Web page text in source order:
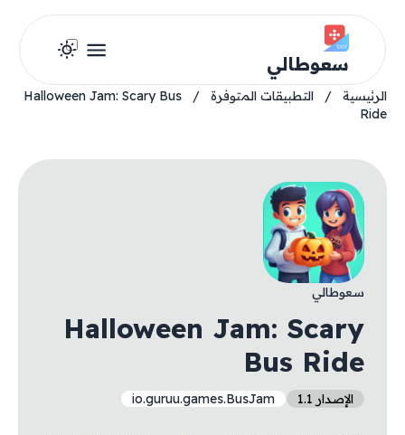
سعوطالي
الرئيسية / التطبيقات المتوفرة /
Halloween Jam: Scary Bus
Ride
سعوطالي
Halloween Jam: Scary
Bus Ride
الإصدار 1.1 io.guruu.games.BusJam